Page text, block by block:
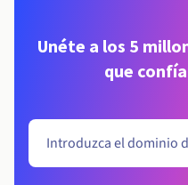
Unéte a los 5
que